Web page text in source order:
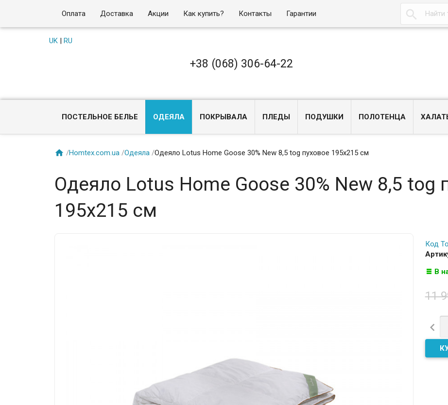
Оплата Доставка Акции Как купить? Контакты Гарантии 
UK| RU
+38 (068) 306-64-22
ПОСТЕЛЬНОЕ БЕЛЬЕ ОДЕЯЛА ПОКРЫВАЛА ПЛЕДЫ ПОДУШКИ ПОЛОТЕНЦА
 /Homtex.com.ua /Одеяла /Одеяло Lotus Home Goose 30% New 8,5 tog пуховое 195х215 см
Одеяло Lotus Home Goose 30% New 8,5 tog
195х215 см
Код
В
11
